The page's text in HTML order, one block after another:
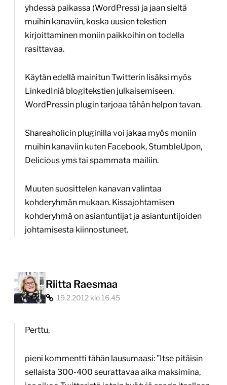
yhdessä paikassa (WordPress) ja jaan sieltä
muihin kanaviin, koska uusien tekstien
kirjoittaminen moniin paikkoihin on todella
rasittavaa.
Käytän edellä mainitun Twitterin lisäksi myös
LinkedIniä blogitekstien julkaisemiseen.
WordPressin plugin tarjoaa tähän helpon tavan.
Shareaholicin pluginilla voi jakaa myös moniin
muihin kanaviin kuten Facebook, StumbleUpon,
Delicious yms tai spammata mailiin.
Muuten suosittelen kanavan valintaa
kohderyhmän mukaan. Kissajohtamisen
kohderyhmä on asiantuntijat ja asiantuntijoiden
johtamisesta kiinnostuneet.
Riitta Raesmaa
19.2.2012 klo 16.45
Perttu,
pieni kommentti tähän lausumaasi: ”Itse pitäisin
sellaista 300-400 seurattavaa aika maksimina,